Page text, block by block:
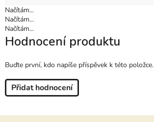
Načítám...
Načítám...
Načítám...
Hodnocení produktu
Buďte první, kdo napíše příspěvek k této položce.
Přidat hodnocení